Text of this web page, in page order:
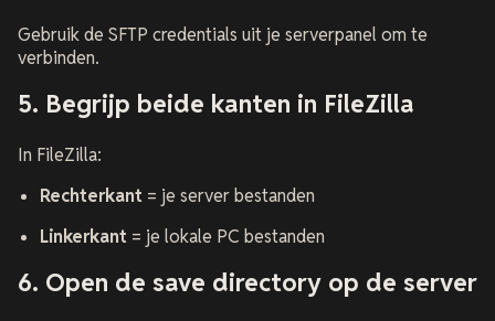
Gebruik de SFTP credentials uit je serverpanel om te
verbinden.
5. Begrijp beide kanten in FileZilla
In FileZilla:
Rechterkant = je server bestanden
Linkerkant = je lokale PC bestanden
6. Open de save directory op de server